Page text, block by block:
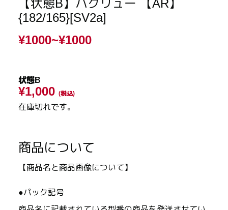
【状態B】ハクリュー 【AR】
{182/165}[SV2a]
¥1000~¥1000
状態B
¥1,000 (税込)
在庫切れです。
商品について
【商品名と商品画像について】
●パック記号